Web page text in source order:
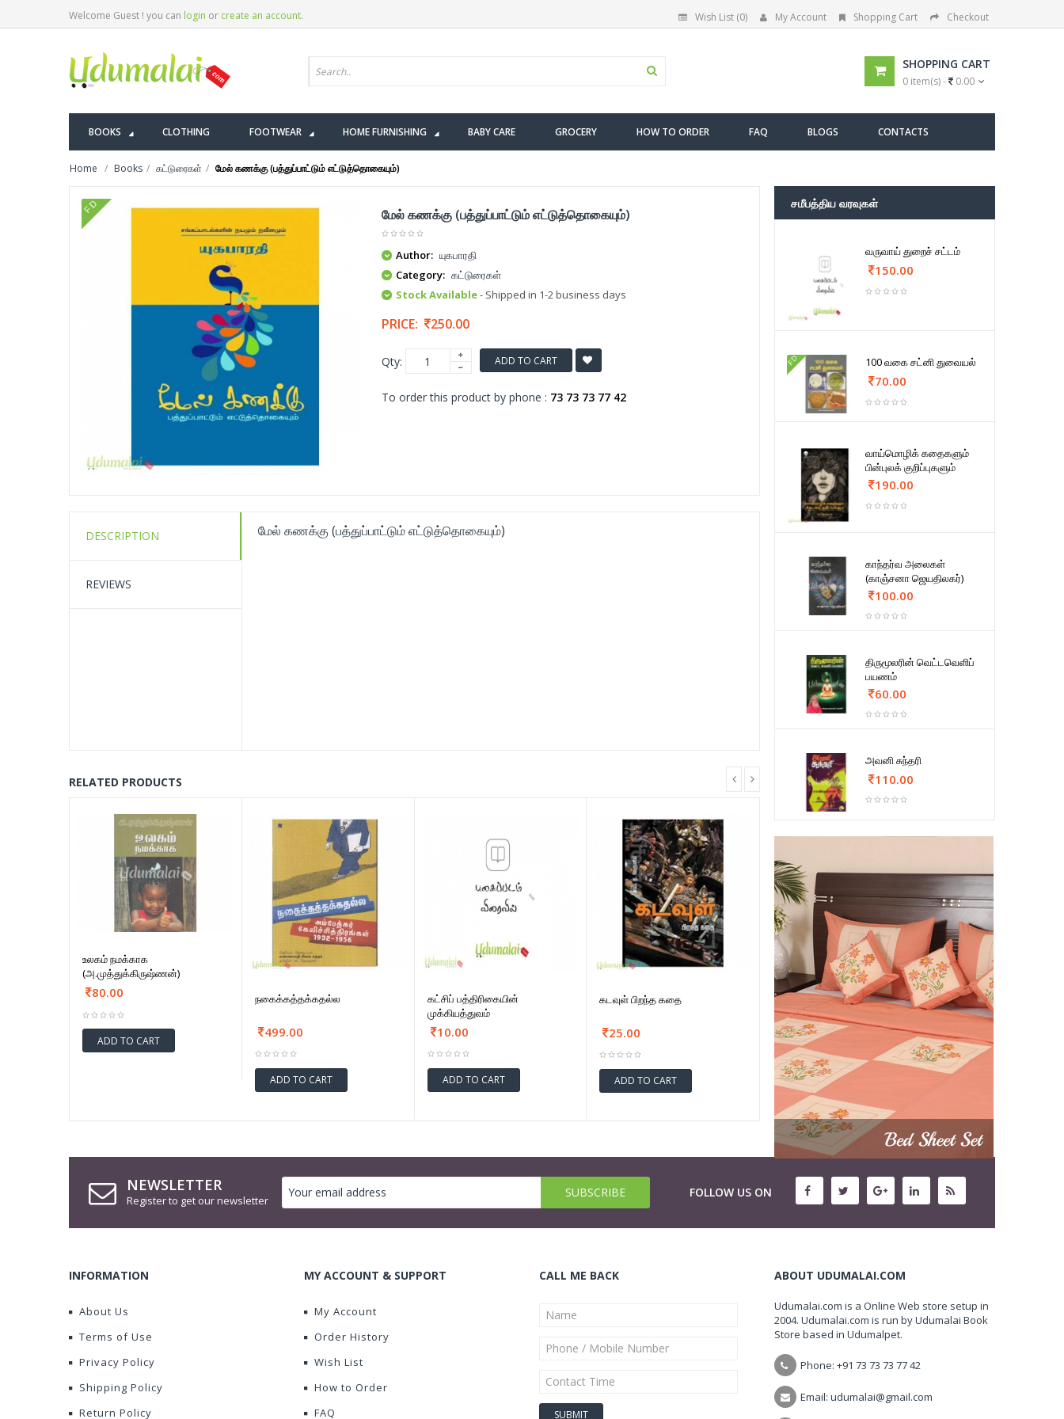
Welcome Guest ! you can login or create an account. Wish List (0) My Account Shopping Cart Checkout
SHOPPING CART
0 item(s) - 0.00
BOOKS CLOTHING FOOTWEAR HOME FURNISHING BABY CARE GROCERY HOW TO ORDER FAQ BLOGS CONTACTS
Home Books கட்டுரைகள் மேல் கணக்கு (பத்துப்பாட்டும் எட்டுத்தொகையும்)
FD மேல் கணக்கு (பத்துப்பாட்டும் எட்டுத்தொகையும்)
Author: யுகபாரதி
Category: கட்டுரைகள்
Stock Available- Shipped in 1-2 business days
PRICE: 250.00
Qty: ADD TO CART
To order this product by phone : 73 73 73 77 42
DESCRIPTION
REVIEWS
மேல் கணக்கு (பத்துப்பாட்டும் எட்டுத்தொகையும்)
RELATED PRODUCTS
உலகம் நமக்காக
(அ.முத்துக்கிருஷ்ணன்)
80.00
ADD TO CART
நகைக்கத்தக்கதல்ல
499.00
ADD TO CART
கட்சிப் பத்திரிகையின்
முக்கியத்துவம்
10.00
ADD TO CART
கடவுள் பிறந்த கதை
25.00
ADD TO CART
சமீபத்திய வரவுகள்
வருவாய் துறைச் சட்டம்
150.00
FD 100 வகை சட்னி துவையல்
70.00
வாய்மொழிக் கதைகளும்
பின்புலக் குறிப்புகளும்
190.00
காந்தர்வ அலைகள்
(காஞ்சனா ஜெயதிலகர்)
100.00
திருமூலரின் வெட்டவெளிப்
பயணம்
60.00
அவனி சுந்தரி
110.00
NEWSLETTER
Register to get our newsletter
FOLLOW US ON
INFORMATION
About Us
Terms of Use
Privacy Policy
Shipping Policy
Return Policy
MY ACCOUNT & SUPPORT
My Account
Order History
Wish List
How to Order
FAQ
CALL ME BACK ABOUT UDUMALAI.COM
Udumalai.com is a Online Web store setup in
2004. Udumalai.com is run by Udumalai Book
Store based in Udumalpet.
Phone: +91 73 73 73 77 42
Email: udumalai@gmail.com